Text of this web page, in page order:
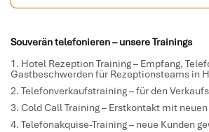
Souverän telefonieren – unsere Trainings
Hotel Rezeption Training– Empfang,
Gastbeschwerden für Rezeptionsteams in
Telefonverkaufstraining– für den
Cold Call Training– Erstkontakt mit
Telefonakquise-Training– neue Kunden